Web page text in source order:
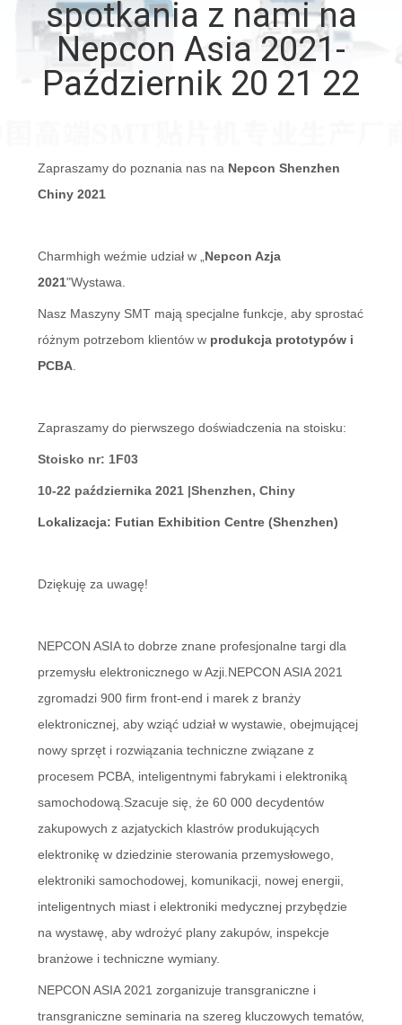
KONTROLA
JAKOŚCI
AKTUALNOŚCI
SHOPPING
MAPA
STRONY
PRYWATNOŚCI
spotkania z nami na
Nepcon Asia 2021-
Październik 20 21 22
Zapraszamy do poznania nas na Nepcon Shenzhen
Chiny 2021
Charmhigh weźmie udział w „ Nepcon Azja
2021"Wystawa.
Nasz Maszyny SMT mają specjalne funkcje, aby sprostać
różnym potrzebom klientów w produkcja prototypów i
PCBA.
Zapraszamy do pierwszego doświadczenia na stoisku:
Stoisko nr: 1F03
10-22 października 2021 |Shenzhen, Chiny
Lokalizacja: Futian Exhibition Centre (Shenzhen)
Dziękuję za uwagę!
NEPCON ASIA to dobrze znane profesjonalne targi dla
przemysłu elektronicznego w Azji.NEPCON ASIA 2021
zgromadzi 900 firm front-end i marek z branży
elektronicznej, aby wziąć udział w wystawie, obejmującej
nowy sprzęt i rozwiązania techniczne związane z
procesem PCBA, inteligentnymi fabrykami i elektroniką
samochodową.Szacuje się, że 60 000 decydentów
zakupowych z azjatyckich klastrów produkujących
elektronikę w dziedzinie sterowania przemysłowego,
elektroniki samochodowej, komunikacji, nowej energii,
inteligentnych miast i elektroniki medycznej przybędzie
na wystawę, aby wdrożyć plany zakupów, inspekcje
branżowe i techniczne wymiany.
NEPCON ASIA 2021 zorganizuje transgraniczne i
transgraniczne seminaria na szereg kluczowych tematów,